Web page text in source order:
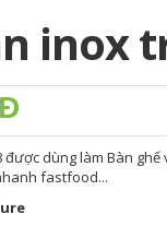
inox
được dùng làm Bàn
fastfood...